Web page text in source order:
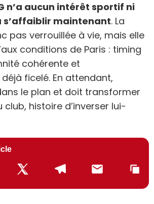
n’a aucun intérêt sportif ni
s’affaiblir maintenant. La
pas verrouillée à vie, mais elle
conditions de Paris : timing
cohérente et
ficelé. En attendant,
le plan et doit transformer
histoire d’inverser lui-